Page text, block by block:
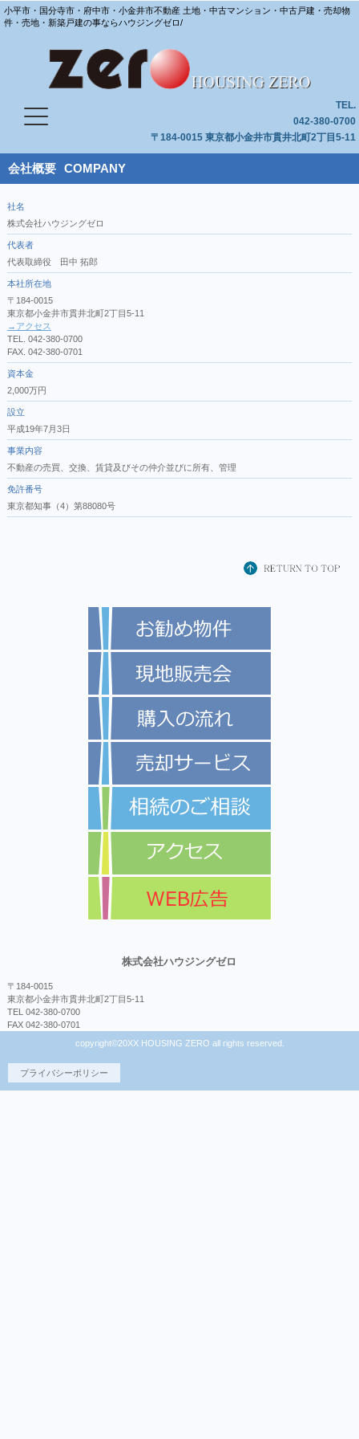
小平市・国分寺市・府中市・小金井市不動産 土地・中古マンション・中古戸建・売却物
件・売地・新築戸建の事ならハウジングゼロ/
TEL.
042-380-0700
〒184-0015 東京都小金井市貫井北町2丁目5-11
会社概要 COMPANY
社名
株式会社ハウジングゼロ
代表者
代表取締役 田中 拓郎
本社所在地
〒184-0015
東京都小金井市貫井北町2丁目5-11
→アクセス
TEL. 042-380-0700
FAX. 042-380-0701
資本金
2,000万円
設立
平成19年7月3日
事業内容
不動産の売買、交換、賃貸及びその仲介並びに所有、管理
免許番号
東京都知事（4）第88080号
株式会社ハウジングゼロ
〒184-0015
東京都小金井市貫井北町2丁目5-11
TEL 042-380-0700
FAX 042-380-0701
copyright©20XX HOUSING ZERO all rights reserved.
プライバシーポリシー